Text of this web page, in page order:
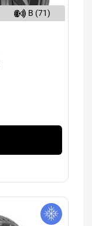
B (71)